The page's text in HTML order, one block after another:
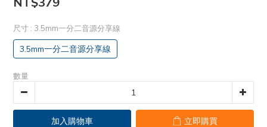
尺寸 : 3.5mm一分二音源分享線
3.5mm一分二音源分享線
數量
加入購物車 立即購買